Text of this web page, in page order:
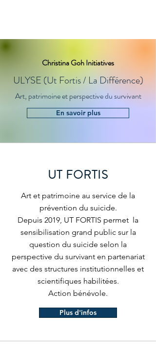
Christina Goh Initiatives
ULYSE (Ut Fortis / La Différence)
Art, patrimoine et perspective du survivant
En savoir plus
UT FORTIS
Art et patrimoine au service de la
prévention du suicide.
Depuis 2019, UT FORTIS permet la
sensibilisation grand public sur la
question du suicide selon la
perspective du survivant en partenariat
avec des structures institutionnelles et
scientifiques habilitées.
Action bénévole.
Plus d'infos